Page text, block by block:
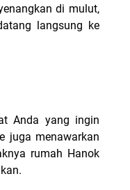
di mulut,
langsung ke
Anda yang ingin
juga menawarkan
rumah Hanok